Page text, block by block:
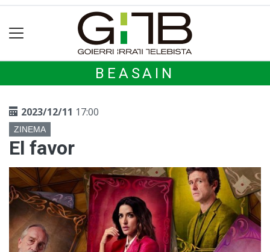
BEASAIN
2023/12/11 17:00
ZINEMA
El favor